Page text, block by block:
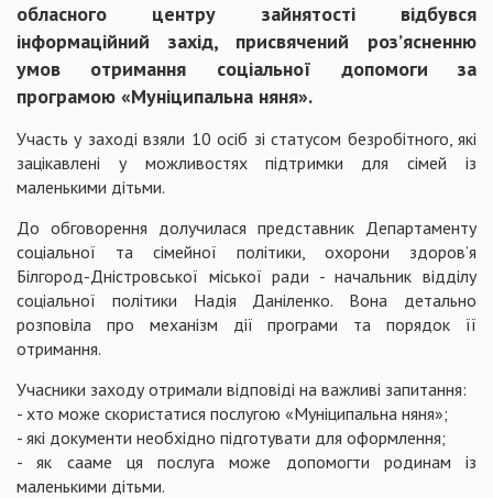
обласного центру зайнятості відбувся
інформаційний захід, присвячений роз’ясненню
умов отримання соціальної допомоги за
програмою «Муніципальна няня».
Участь у заході взяли 10 осіб зі статусом безробітного, які
зацікавлені у можливостях підтримки для сімей із
маленькими дітьми.
До обговорення долучилася представник Департаменту
соціальної та сімейної політики, охорони здоров’я
Білгород-Дністровської міської ради - начальник відділу
соціальної політики Надія Даніленко. Вона детально
розповіла про механізм дії програми та порядок її
отримання.
Учасники заходу отримали відповіді на важливі запитання:
- хто може скористатися послугою «Муніципальна няня»;
- які документи необхідно підготувати для оформлення;
- як сааме ця послуга може допомогти родинам із
маленькими дітьми.